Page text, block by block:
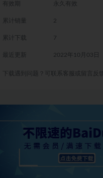
有效期 永久有效
累计销量 2
累计下载 7
最近更新 2022年10月03日
下载遇到问题？可联系客服或留言反馈